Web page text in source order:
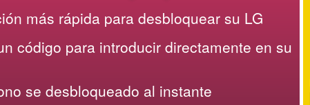
más rápida para desbloquear su LG
código para introducir directamente en su
se desbloqueado al instante